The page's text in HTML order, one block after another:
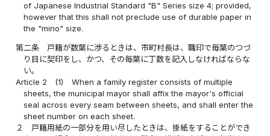
of Japanese Industrial Standard "B" Series size 4; provided,
however that this shall not preclude use of durable paper in
the "mino" size.
第二条
戸籍が数葉に渉るときは、市町村長は、職印で毎葉のつづ
り目に契印をし、かつ、その毎葉に丁数を記入しなければならな
い。
Article 2
(1)
When a family register consists of multiple
sheets, the municipal mayor shall affix the mayor's official
seal across every seam between sheets, and shall enter the
sheet number on each sheet.
２
戸籍用紙の一部分を用い尽したときは、掛紙をすることができ